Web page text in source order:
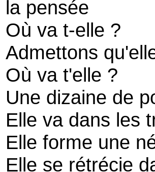
la pensée
Où va t-elle ?
Admettons
Où va t'elle ?
Une dizaine de
Elle va dans les
Elle forme une
Elle se rétrécie